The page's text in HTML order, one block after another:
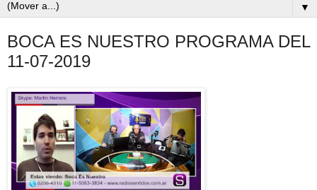
▼
BOCA ES NUESTRO PROGRAMA DEL
11-07-2019